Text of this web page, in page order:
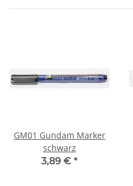
GM01 Gundam Marker
schwarz
3,89 € *